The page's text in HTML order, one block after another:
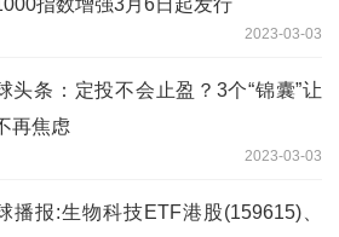
指数增强3月6日起发行
2023-03-03
头条：定投不会止盈？3个“锦囊”让
再焦虑
2023-03-03
播报:生物科技ETF港股(159615)、